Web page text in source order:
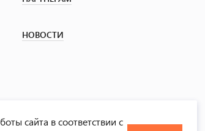
НОВОСТИ
сайта в соответствии с